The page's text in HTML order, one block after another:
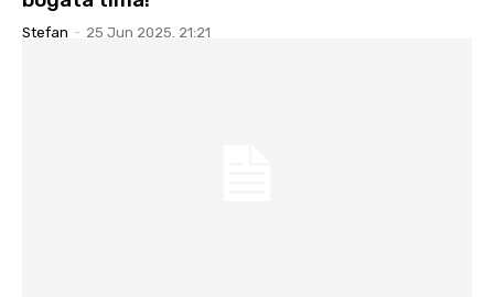
Stefan - 25 Jun 2025. 21:21